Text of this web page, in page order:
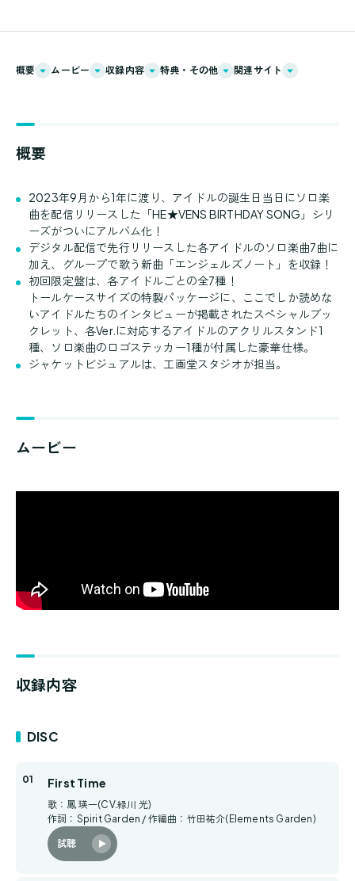
概要 ムービー 収録内容 特典・その他 関連サイト
概要
2023年9月から1年に渡り、アイドルの誕生日当日にソロ楽
曲を配信リリースした「HE★VENS BIRTHDAY SONG」シリ
ーズがついにアルバム化！
デジタル配信で先行リリースした各アイドルのソロ楽曲7曲に
加え、グループで歌う新曲「エンジェルズノート」を収録！
初回限定盤は、各アイドルごとの全7種！
トールケースサイズの特製パッケージに、ここでしか読めな
いアイドルたちのインタビューが掲載されたスペシャルブッ
クレット、各Ver.に対応するアイドルのアクリルスタンド1
種、ソロ楽曲のロゴステッカー1種が付属した豪華仕様。
ジャケットビジュアルは、工画堂スタジオが担当。
ムービー
収録内容
DISC
First Time
歌：鳳 瑛一(CV.緑川 光)
作詞：Spirit Garden / 作編曲：竹田祐介(Elements Garden)
試聴